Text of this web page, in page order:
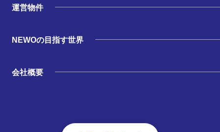
運営物件
NEWOの目指す世界
会社概要